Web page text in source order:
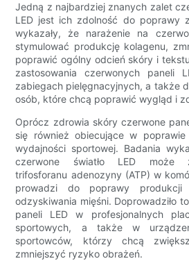
Jedną z najbardziej znanych zalet
LED jest ich zdolność do poprawy
wykazały, że narażenie na
stymulować produkcję kolagenu,
poprawić ogólny odcień skóry i
zastosowania czerwonych paneli
zabiegach pielęgnacyjnych, a także
osób, które chcą poprawić wygląd i
Oprócz zdrowia skóry czerwone
się również obiecujące w
wydajności sportowej. Badania
czerwone światło LED może
trifosforanu adenozyny (ATP) w
prowadzi do poprawy
odzyskiwania mięśni. Doprowadziło
paneli LED w profesjonalnych
sportowych, a także w
sportowców, którzy chcą
zmniejszyć ryzyko obrażeń.